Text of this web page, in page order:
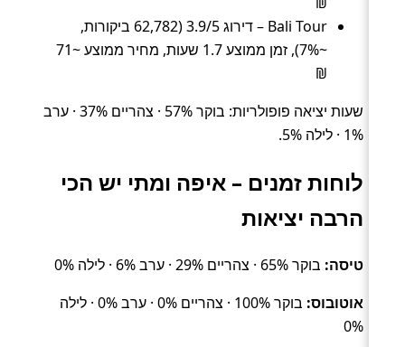
Bali Tour – דירוג 3.9/5 (62,782 ביקורות,
~7%), זמן ממוצע 1.7 שעות, מחיר ממוצע ~71
₪
שעות יציאה פופולריות: בוקר 57% · צהריים 37% · ערב
1% · לילה 5%.
לוחות זמנים – איפה ומתי יש הכי
הרבה יציאות
טיסה: בוקר 65% · צהריים 29% · ערב 6% · לילה 0%
אוטובוס:
בוקר 100% · צהריים 0% · ערב 0% · לילה
0%